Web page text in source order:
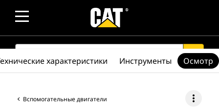
SEARCH search
Вспомогательные двигатели more_vert
характеристики Инструменты Осмотр